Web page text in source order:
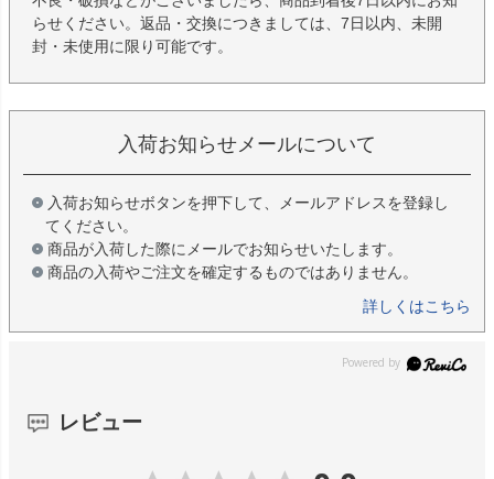
らせください。返品・交換につきましては、7日以内、未開
封・未使用に限り可能です。
入荷お知らせメールについて
入荷お知らせボタンを押下して、メールアドレスを登録し
てください。
商品が入荷した際にメールでお知らせいたします。
商品の入荷やご注文を確定するものではありません。
詳しくはこちら
レビュー